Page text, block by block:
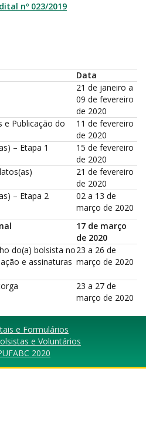
nº 023/2019
Data
21 de janeiro a
09 de fevereiro
de 2020
e Publicação do
11 de fevereiro
de 2020
– Etapa 1
15 de fevereiro
de 2020
21 de fevereiro
de 2020
– Etapa 2
02 a 13 de
março de 2020
17 de março
de 2020
do(a) bolsista no
e assinaturas
23 a 26 de
março de 2020
23 a 27 de
março de 2020
e Formulários
e Voluntários
2020